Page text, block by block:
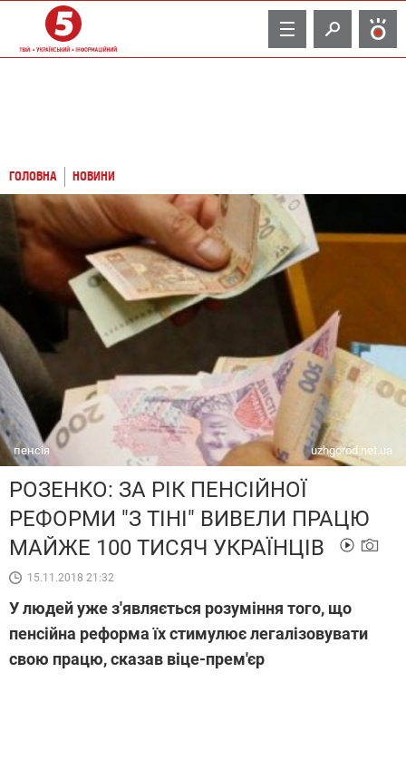
TV
ГОЛОВНА НОВИНИ
пенсія uzhgorod.net.ua
РОЗЕНКО: ЗА РІК ПЕНСІЙНОЇ
РЕФОРМИ "З ТІНІ" ВИВЕЛИ ПРАЦЮ
МАЙЖЕ 100 ТИСЯЧ УКРАЇНЦІВ
15.11.2018 21:32
У людей уже з'являється розуміння того, що
пенсійна реформа їх стимулює легалізовувати
свою працю, сказав віце-прем'єр